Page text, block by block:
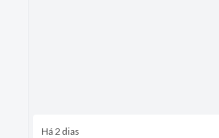
Há 2 dias